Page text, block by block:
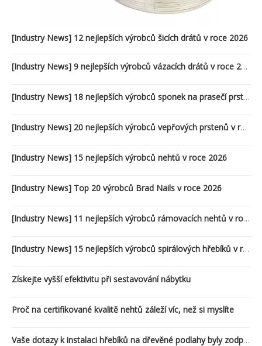
[Industry News] 12 nejlepších výrobců šicích drátů v roce 2026
[Industry News] 9 nejlepších výrobců vázacích drátů v roce 2026
[Industry News] 18 nejlepších výrobců sponek na prasečí prsteny v roce 2026
[Industry News] 20 nejlepších výrobců vepřových prstenů v roce 2026
[Industry News] 15 nejlepších výrobců nehtů v roce 2026
[Industry News] Top 20 výrobců Brad Nails v roce 2026
[Industry News] 11 nejlepších výrobců rámovacích nehtů v roce 2026
[Industry News] 15 nejlepších výrobců spirálových hřebíků v roce 2026
Získejte vyšší efektivitu při sestavování nábytku
Proč na certifikované kvalitě nehtů záleží víc, než si myslíte
Vaše dotazy k instalaci hřebíků na dřevěné podlahy byly zodpovězeny